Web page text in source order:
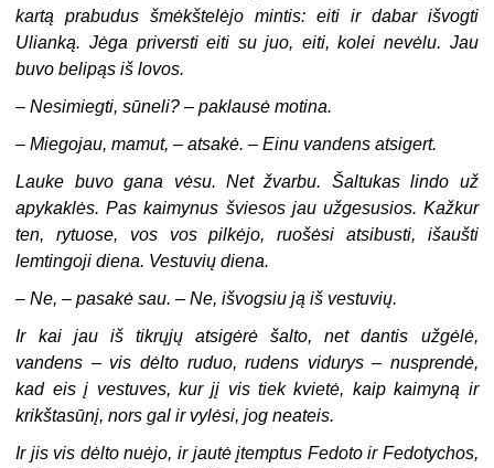
kartą prabudus šmėkštelėjo mintis: eiti ir dabar išvogti
Ulianką. Jėga priversti eiti su juo, eiti, kolei nevėlu. Jau
buvo belipąs iš lovos.
–Nesimiegti, sūneli? – paklausė motina.
–Miegojau, mamut, – atsakė. – Einu vandens atsigert.
Lauke buvo gana vėsu. Net žvarbu. Šaltukas lindo už
apykaklės. Pas kaimynus šviesos jau užgesusios. Kažkur
ten, rytuose, vos vos pilkėjo, ruošėsi atsibusti, išaušti
lemtingoji diena. Vestuvių diena.
–Ne, – pasakė sau. – Ne, išvogsiu ją iš vestuvių.
Ir kai jau iš tikrųjų atsigėrė šalto, net dantis užgėlė,
vandens – vis dėlto ruduo, rudens vidurys – nusprendė,
kad eis į vestuves, kur jį vis tiek kvietė, kaip kaimyną ir
krikštasūnį, nors gal ir vylėsi, jog neateis.
Ir jis vis dėlto nuėjo, ir jautė įtemptus Fedoto ir Fedotychos,